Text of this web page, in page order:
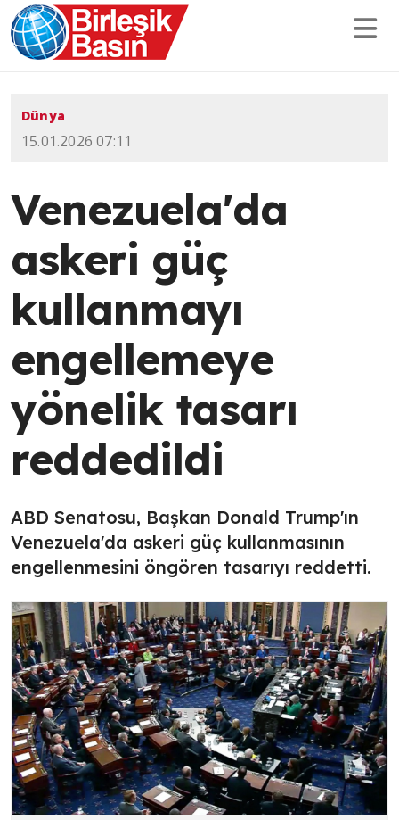
Dünya
15.01.2026 07:11
Venezuela'da
askeri güç
kullanmayı
engellemeye
yönelik tasarı
reddedildi
ABD Senatosu, Başkan Donald Trump'ın
Venezuela'da askeri güç kullanmasının
engellenmesini öngören tasarıyı reddetti.